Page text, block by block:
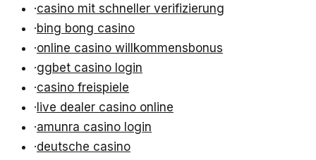
·casino mit schneller verifizierung
·bing bong casino
·online casino willkommensbonus
·ggbet casino login
·casino freispiele
·live dealer casino online
·amunra casino login
·deutsche casino